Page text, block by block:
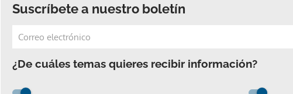
Suscríbete a nuestro boletín
¿De cuáles temas quieres recibir información?